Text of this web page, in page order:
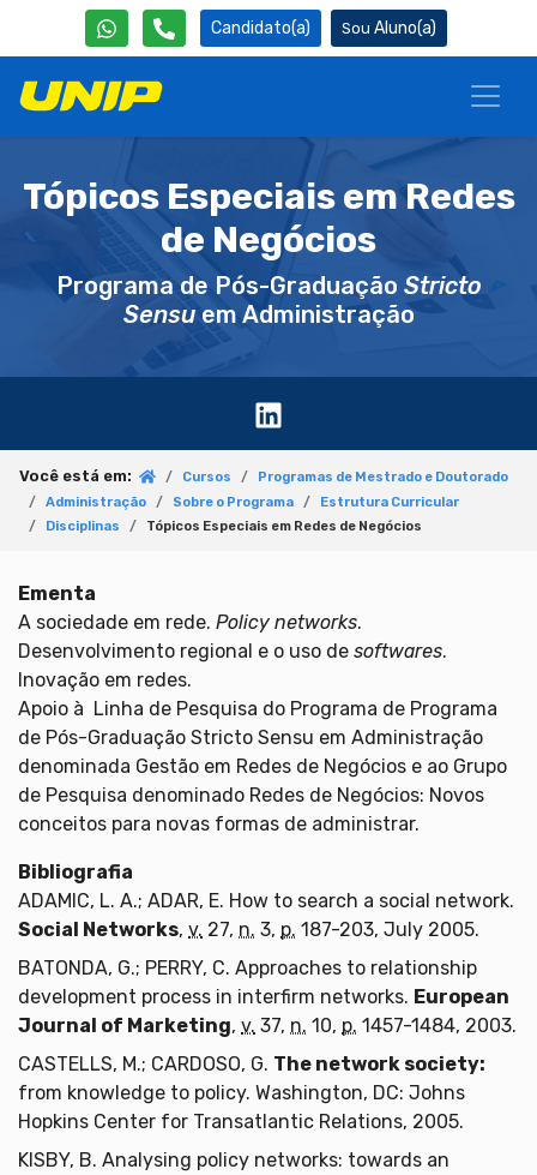
Candidato(a) Aluno(a)
Tópicos Especiais em Redes
de Negócios
Programa de Pós-Graduação Stricto
Sensuem Administração
Você está em: Cursos
Programas de Mestrado e Doutorado
Administração
Sobre o Programa
Estrutura Curricular
Disciplinas
Tópicos Especiais em Redes de Negócios
Ementa
A sociedade em rede. Policy networks.
Desenvolvimento regional e o uso de softwares.
Inovação em redes.
Apoio à Linha de Pesquisa do Programa de Programa
de Pós-Graduação Stricto Sensu em Administração
denominada Gestão em Redes de Negócios e ao Grupo
de Pesquisa denominado Redes de Negócios: Novos
conceitos para novas formas de administrar.
Bibliografia
ADAMIC, L. A.; ADAR, E. How to search a social network.
Social Networks, v. 27, n. 3, p. 187-203, July 2005.
BATONDA, G.; PERRY, C. Approaches to relationship
development process in interfirm networks. European
Journal of Marketing, v. 37, n. 10, p. 1457-1484, 2003.
CASTELLS, M.; CARDOSO, G. The network society:
from knowledge to policy. Washington, DC: Johns
Hopkins Center for Transatlantic Relations, 2005.
KISBY, B. Analysing policy networks: towards an